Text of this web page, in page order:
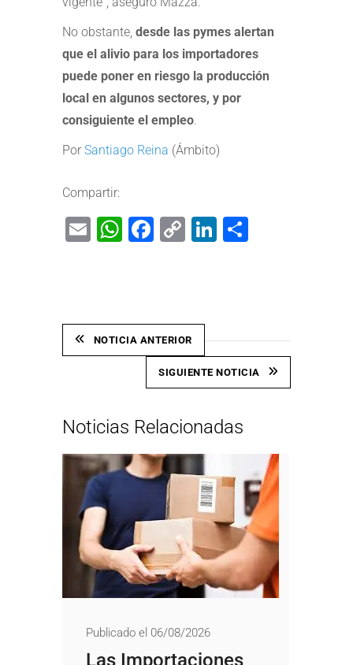
No obstante, desde las pymes alertan
que el alivio para los importadores
puede poner en riesgo la producción
local en algunos sectores, y por
consiguiente el empleo.
Por Santiago Reina (Ámbito)
Compartir:
EmailWhatsApp
Facebook
CopyLinkedIn
NOTICIA ANTERIOR
SIGUIENTE NOTICIA
Noticias Relacionadas
Publicado el 06/08/2026
Las Importaciones